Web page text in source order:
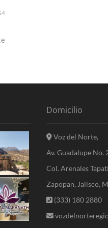
Domicilio
Voz del Norte,
Av. Guadalupe No.
Col. Arenales
Zapopan, Jalisco,
(333) 180 2880